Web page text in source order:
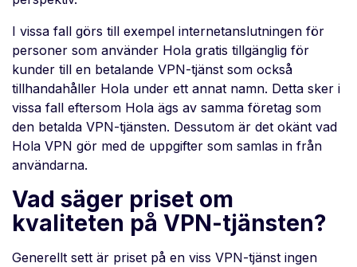
I vissa fall görs till exempel internetanslutningen för
personer som använder Hola gratis tillgänglig för
kunder till en betalande VPN-tjänst som också
tillhandahåller Hola under ett annat namn. Detta sker i
vissa fall eftersom Hola ägs av samma företag som
den betalda VPN-tjänsten. Dessutom är det okänt vad
Hola VPN gör med de uppgifter som samlas in från
användarna.
Vad säger priset om
kvaliteten på VPN-tjänsten?
Generellt sett är priset på en viss VPN-tjänst ingen